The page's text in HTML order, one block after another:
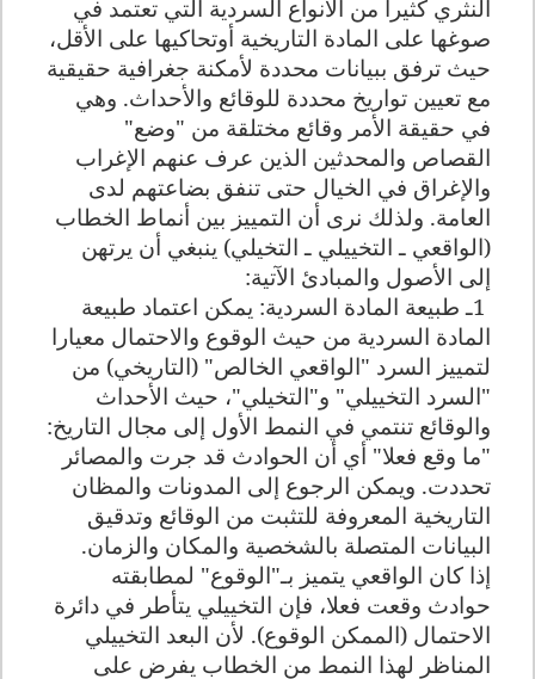
النثري كثيرا من الأنواع السردية التي تعتمد في
صوغها على المادة التاريخية أوتحاكيها على الأقل،
حيث ترفق ببيانات محددة لأمكنة جغرافية حقيقية
مع تعيين تواريخ محددة للوقائع والأحداث. وهي
في حقيقة الأمر وقائع مختلقة من "وضع"
القصاص والمحدثين الذين عرف عنهم الإغراب
والإغراق في الخيال حتى تنفق بضاعتهم لدى
العامة. ولذلك نرى أن التمييز بين أنماط الخطاب
(الواقعي ـ التخييلي ـ التخيلي) ينبغي أن يرتهن
إلى الأصول والمبادئ الآتية:
1ـ طبيعة المادة السردية: يمكن اعتماد طبيعة
المادة السردية من حيث الوقوع والاحتمال معيارا
لتمييز السرد "الواقعي الخالص" (التاريخي) من
"السرد التخييلي" و"التخيلي"، حيث الأحداث
والوقائع تنتمي في النمط الأول إلى مجال التاريخ:
"ما وقع فعلا" أي أن الحوادث قد جرت والمصائر
تحددت. ويمكن الرجوع إلى المدونات والمظان
التاريخية المعروفة للتثبت من الوقائع وتدقيق
البيانات المتصلة بالشخصية والمكان والزمان.
إذا كان الواقعي يتميز بـ"الوقوع" لمطابقته
حوادث وقعت فعلا، فإن التخييلي يتأطر في دائرة
الاحتمال (الممكن الوقوع). لأن البعد التخييلي
المناظر لهذا النمط من الخطاب يفرض على